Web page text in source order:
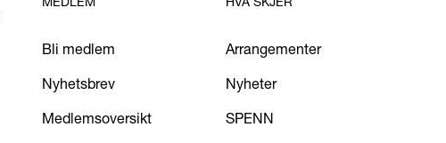
Bli medlem
Nyhetsbrev
Medlemsoversikt
Arrangementer
Nyheter
SPENN